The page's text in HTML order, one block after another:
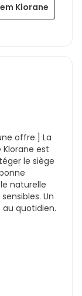
Klorane
offre.] La
est
le siège
naturelle
Un
quotidien.